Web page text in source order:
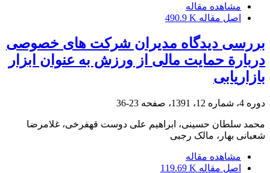
مشاهده مقاله
اصل مقاله 490.9 K
بررسی دیدگاه مدیران شرکت های خصوصی
دربارة حمایت مالی از ورزش به عنوان ابزار
بازاریابی
دوره 4، شماره 12، 1391، صفحه 23-36
محمد سلطان حسینی، ابراهیم علی دوست قهفرخی، غلامرضا
شعبانی بهار، مالک رجبی
مشاهده مقاله
اصل مقاله 119.69 K